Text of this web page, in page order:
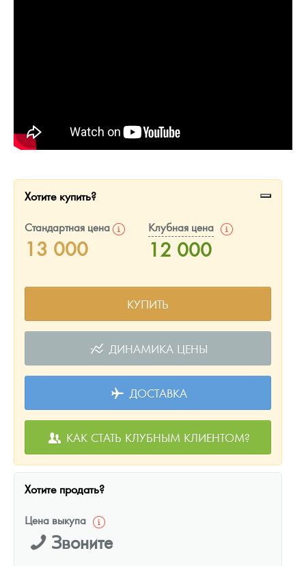
Книги по нумизматике
Хотите купить?
Стандартная цена
13 000
Клубная цена
12 000
КУПИТЬ
ДИНАМИКА ЦЕНЫ
ДОСТАВКА
КАК СТАТЬ КЛУБНЫМ КЛИЕНТОМ?
Хотите продать?
Цена выкупа
Звоните